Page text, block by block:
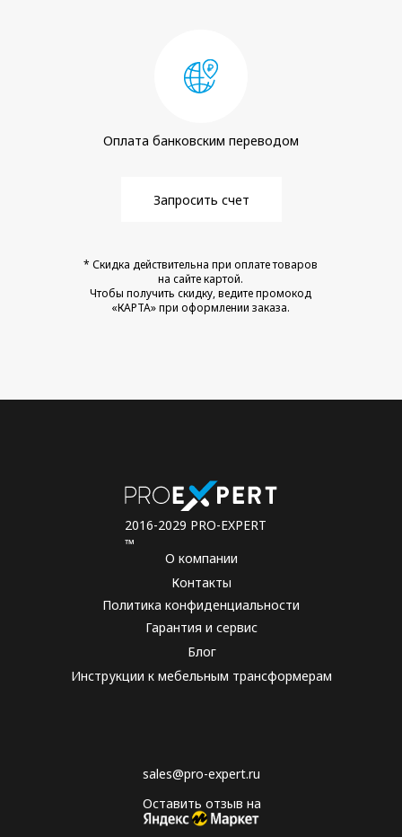
* Скидка действительна при оплате товаров
на сайте картой.
Чтобы получить скидку, ведите промокод
«КАРТА» при оформлении заказа.
Оплата банковским переводом
Запросить счет
sales@pro-expert.ru
Гарантия и сервис
Инструкции к мебельным трансформерам
Блог
О компании
Контакты
Политика конфиденциальности
2016-2029 PRO-EXPERT
™
Оставить отзыв на